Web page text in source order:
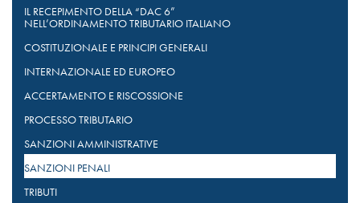
IL RECEPIMENTO DELLA “DAC 6”
NELL’ORDINAMENTO TRIBUTARIO ITALIANO
COSTITUZIONALE E PRINCIPI GENERALI
INTERNAZIONALE ED EUROPEO
ACCERTAMENTO E RISCOSSIONE
PROCESSO TRIBUTARIO
SANZIONI AMMINISTRATIVE
SANZIONI PENALI
TRIBUTI